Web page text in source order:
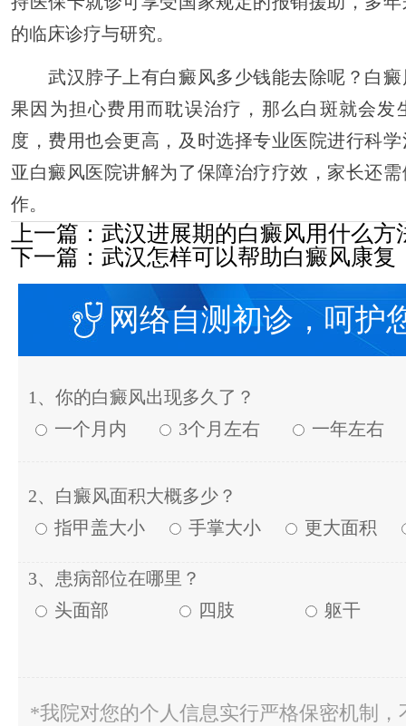
的临床诊疗与研究。
武汉脖子上有白癜风多少钱能去除呢？白癜
果因为担心费用而耽误治疗，那么白斑就会发
度，费用也会更高，及时选择专业医院进行科
亚白癜风医院讲解为了保障治疗疗效，家长还
作。
上一篇： 武汉进展期的白癜风用什么方
下一篇： 武汉怎样可以帮助白癜风康复
网络自测初诊，呵护
1、你的白癜风出现多久了？
一个月内
3个月左右 一年左右
2、白癜风面积大概多少？
指甲盖大小
手掌大小 更大面积
3、患病部位在哪里？
头面部
四肢 躯干
*我院对您的个人信息实行严格保密机制，